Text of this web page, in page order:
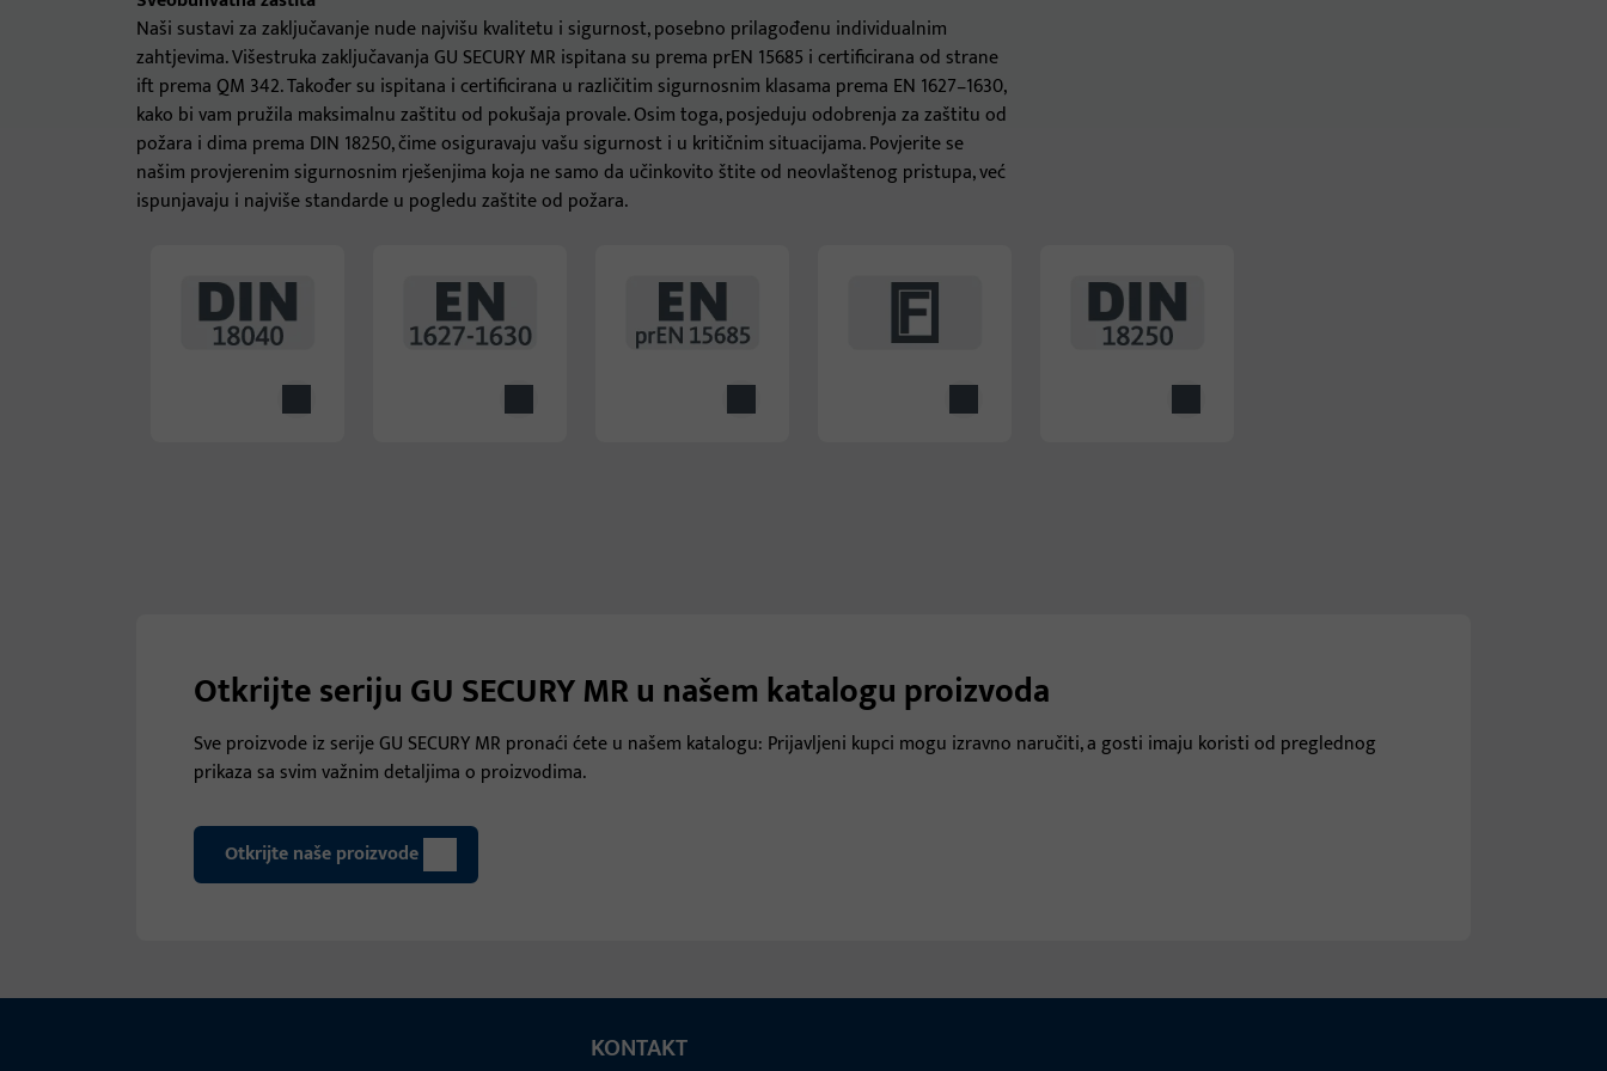
Naši sustavi za zaključavanje nude najvišu kvalitetu i sigurnost, posebno prilagođenu individualnim
zahtjevima. Višestruka zaključavanja GU SECURY MR ispitana su prema prEN 15685 i certificirana od strane
ift prema QM 342. Također su ispitana i certificirana u različitim sigurnosnim klasama prema EN 1627–1630,
kako bi vam pružila maksimalnu zaštitu od pokušaja provale. Osim toga, posjeduju odobrenja za zaštitu od
požara i dima prema DIN 18250, čime osiguravaju vašu sigurnost i u kritičnim situacijama. Povjerite se
našim provjerenim sigurnosnim rješenjima koja ne samo da učinkovito štite od neovlaštenog pristupa, već
ispunjavaju i najviše standarde u pogledu zaštite od požara.
Otkrijte seriju GU SECURY MR u našem katalogu proizvoda
Sve proizvode iz serije GU SECURY MR pronaći ćete u našem katalogu: Prijavljeni kupci mogu izravno naručiti, a gosti imaju koristi od preglednog
prikaza sa svim važnim detaljima o proizvodima.
Otkrijte naše proizvode
KONTAKT